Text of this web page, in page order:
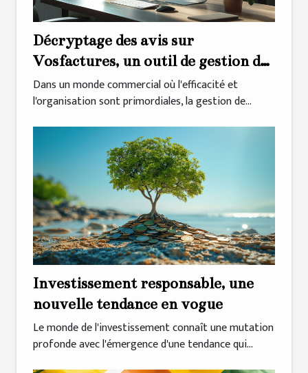
Décryptage des avis sur
Vosfactures, un outil de gestion de
facturation en ligne
Dans un monde commercial où l'efficacité et
l'organisation sont primordiales, la gestion de...
Investissement responsable, une
nouvelle tendance en vogue
Le monde de l'investissement connaît une mutation
profonde avec l'émergence d'une tendance qui...